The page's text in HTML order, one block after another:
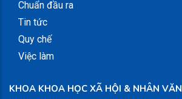
Chuẩn đầu ra
Tin tức
Quy chế
Việc làm
KHOA KHOA HỌC XÃ HỘI & NHÂN VĂN